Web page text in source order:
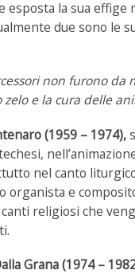
esposta la sua effige
due sono le
non furono da
e la cura delle
(1959 – 1974),
nel canto
organista e
religiosi che
Grana (1974 –